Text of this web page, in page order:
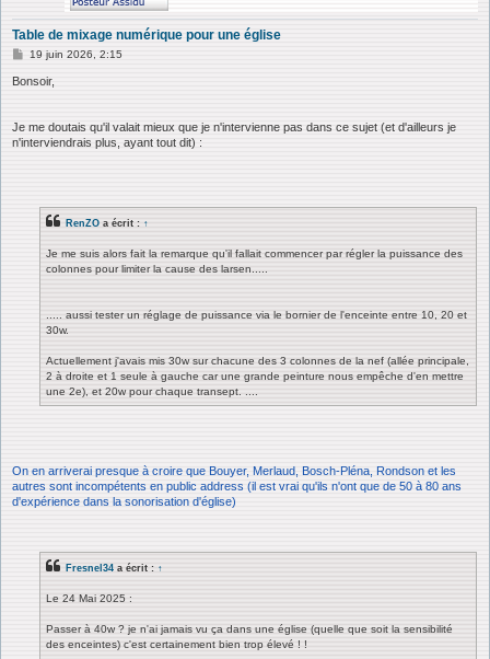
Table de mixage numérique pour une église
M
s
e
19 juin 2026, 2:15
Bonsoir,
Je me doutais qu'il valait mieux que je n'intervienne pas dans ce sujet (et d'ailleurs je
n'interviendrais plus, ayant tout dit) :
RenZO a écrit : ↑
Je me suis alors fait la remarque qu'il fallait commencer par régler la puissance des
colonnes pour limiter la cause des larsen.....
..... aussi tester un réglage de puissance via le bornier de l'enceinte entre 10, 20 et
30w.
Actuellement j'avais mis 30w sur chacune des 3 colonnes de la nef (allée principale,
2 à droite et 1 seule à gauche car une grande peinture nous empêche d'en mettre
une 2e), et 20w pour chaque transept. ....
On en arriverai presque à croire que Bouyer, Merlaud, Bosch-Pléna, Rondson et les
autres sont incompétents en public address (il est vrai qu'ils n'ont que de 50 à 80 ans
d'expérience dans la sonorisation d'église)
Fresnel34 a écrit : ↑
Le 24 Mai 2025 :
Passer à 40w ? je n'ai jamais vu ça dans une église (quelle que soit la sensibilité
des enceintes) c'est certainement bien trop élevé ! !